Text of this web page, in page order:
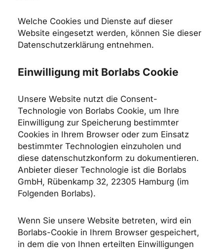
Welche Cookies und Dienste auf dieser
Website eingesetzt werden, können Sie dieser
Datenschutzerklärung entnehmen.
Einwilligung mit Borlabs Cookie
Unsere Website nutzt die Consent-
Technologie von Borlabs Cookie, um Ihre
Einwilligung zur Speicherung bestimmter
Cookies in Ihrem Browser oder zum Einsatz
bestimmter Technologien einzuholen und
diese datenschutzkonform zu dokumentieren.
Anbieter dieser Technologie ist die Borlabs
GmbH, Rübenkamp 32, 22305 Hamburg (im
Folgenden Borlabs).
Wenn Sie unsere Website betreten, wird ein
Borlabs-Cookie in Ihrem Browser gespeichert,
in dem die von Ihnen erteilten Einwilligungen